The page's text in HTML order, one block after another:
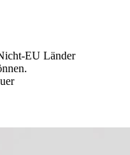
EU Länder